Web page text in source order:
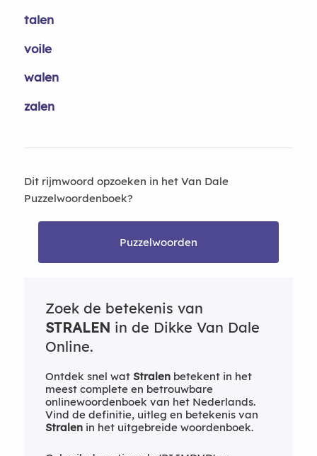
talen
voile
walen
zalen
Dit rijmwoord opzoeken in het Van Dale
Puzzelwoordenboek?
Puzzelwoorden
Zoek de betekenis van
STRALEN in de Dikke Van Dale
Online.
Ontdek snel wat Stralenbetekent in het
meest complete en betrouwbare
onlinewoordenboek van het Nederlands.
Vind de definitie, uitleg en betekenis van
Stralenin het uitgebreide woordenboek.